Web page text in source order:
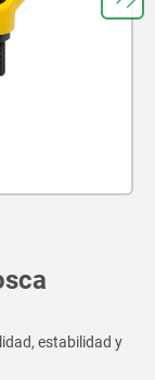
estabilidad y